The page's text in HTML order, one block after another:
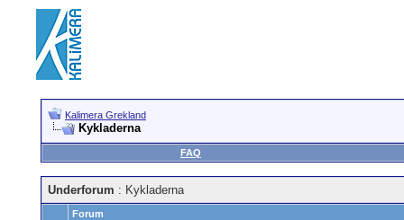
Kalimera Grekland
Kykladerna
FAQ
Underforum : Kykladerna
Forum